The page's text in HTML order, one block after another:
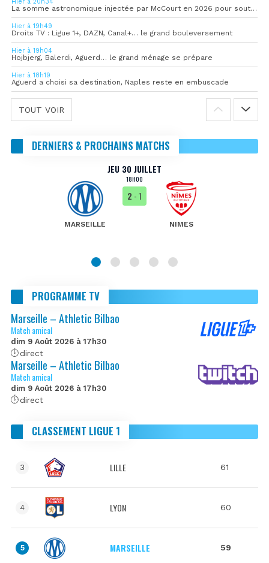
La somme astronomique injectée par McCourt en 2026 pour soutenir l’OM
Hier à 19h49
Droits TV : Ligue 1+, DAZN, Canal+… le grand bouleversement
Hier à 19h04
Hojbjerg, Balerdi, Aguerd… le grand ménage se prépare
Hier à 18h19
Aguerd a choisi sa destination, Naples reste en embuscade
TOUT VOIR
DERNIERS & PROCHAINS MATCHS
JEU 30 JUILLET
18H00
MARSEILLE
2 - 1
NIMES
PROGRAMME TV
Marseille – Athletic Bilbao
Match amical
dim 9 Août 2026 à 17h30
direct
Marseille – Athletic Bilbao
Match amical
dim 9 Août 2026 à 17h30
direct
CLASSEMENT LIGUE 1
3 LILLE 61
4 LYON 60
5 MARSEILLE 59